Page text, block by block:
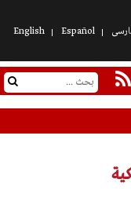
Español
English